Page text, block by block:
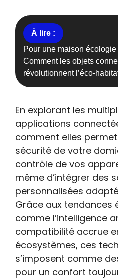
Pour une maison
Comment les objets
révolutionnent l’éco-
En explorant les
applications
comment elles
sécurité de votre
contrôle de vos
même d’intégrer des
personnalisées
Grâce aux tendances
comme l’intelligence
compatibilité accrue
écosystèmes, ces
s’imposent comme
pour un confort